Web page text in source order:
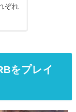
ぞれ
をプレイ